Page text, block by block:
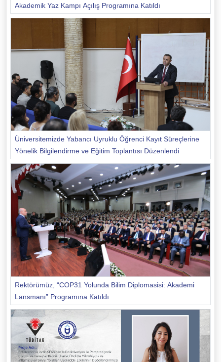
Akademik Yaz Kampı Açılış Programına Katıldı
Üniversitemizde Yabancı Uyruklu Öğrenci Kayıt Süreçlerine
Yönelik Bilgilendirme ve Eğitim Toplantısı Düzenlendi
Rektörümüz, “COP31 Yolunda Bilim Diplomasisi: Akademi
Lansmanı” Programına Katıldı